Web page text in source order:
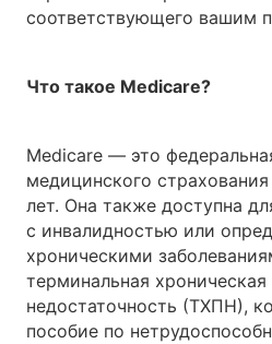
соответствующего вашим
Что такое Medicare?
Medicare — это
медицинского
лет. Она также доступна
с инвалидностью или
хроническими
терминальная хроническая
недостаточность (ТХПН),
пособие по